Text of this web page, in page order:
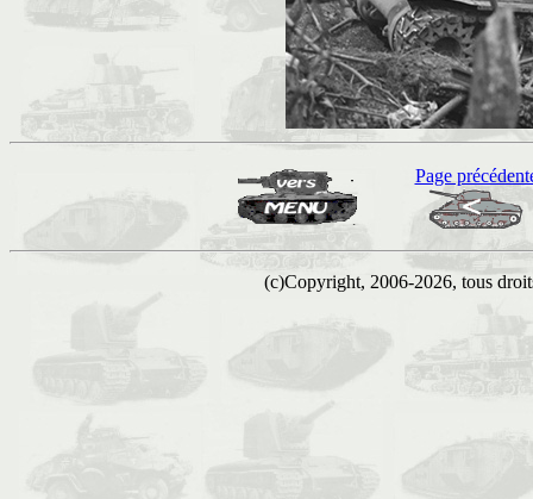
Page
(c)Copyright, 2006-2026, tous